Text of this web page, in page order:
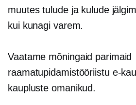
muutes tulude ja kulude
kui kunagi varem.
Vaatame mõningaid parimaid
raamatupidamistööriistu e-
kaupluste omanikud.